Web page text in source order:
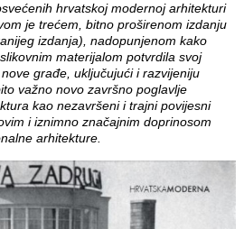
hrvatskoj modernoj arhitekturi
je trećem, bitno proširenom izdanju
izdanja), nadopunjenom kako
materijalom potvrdila svoj
građe, uključujući i razvijeniju
važno novo završno poglavlje
kao nezavršeni i trajni povijesni
i iznimno značajnim doprinosom
arhitekture.